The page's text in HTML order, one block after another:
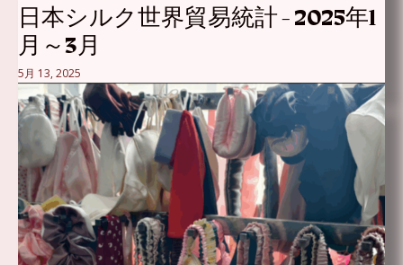
日本シルク世界貿易統計 - 2025年1
月～3月
5月 13, 2025